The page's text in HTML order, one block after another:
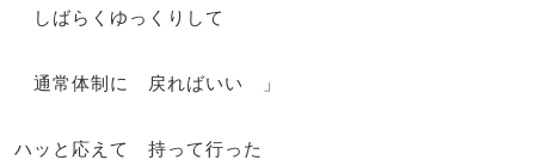
しばらくゆっくりして
通常体制に 戻ればいい 」
ハッと応えて 持って行った